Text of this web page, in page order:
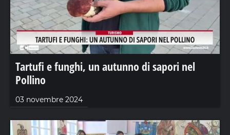
Tartufi e funghi, un autunno di sapori nel
Pollino
03 novembre 2024